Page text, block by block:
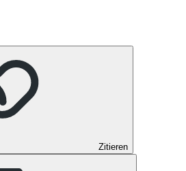
Zitieren